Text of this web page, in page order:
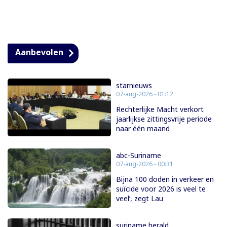
Aanbevolen
starnieuws
07-aug-2026 - 01:12
Rechterlijke Macht verkort
jaarlijkse zittingsvrije periode
naar één maand
abc-Suriname
07-aug-2026 - 00:31
Bijna 100 doden in verkeer en
suïcide voor 2026 is veel te
veel’, zegt Lau